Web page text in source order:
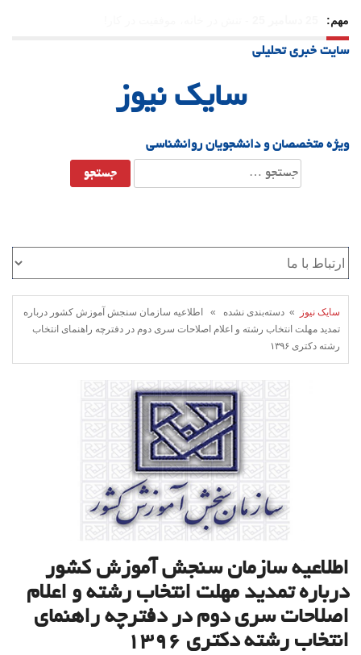
مهم:
21 دسامبر 25
سایت خبری تحلیلی
سایک نیوز
ویژه متخصصان و دانشجویان روانشناسی
جستجو
برای:
سایک نیوز
» دسته‌بندی نشده » اطلاعیه سازمان سنجش آموزش کشور درباره
تمدید مهلت انتخاب رشته و اعلام اصلاحات سری دوم در دفترچه راهنمای انتخاب
رشته دکتری ۱۳۹۶
اطلاعیه سازمان سنجش آموزش کشور
درباره تمدید مهلت انتخاب رشته و اعلام
اصلاحات سری دوم در دفترچه راهنمای
انتخاب رشته دکتری ۱۳۹۶